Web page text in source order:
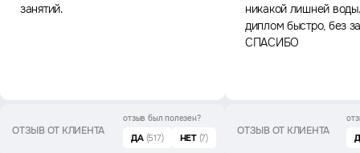
занятий.
ОТЗЫВ ОТ КЛИЕНТА
отзыв был полезен?
ДА (517) НЕТ (7)
никакой лишней
диплом быстро, без
СПАСИБО
ОТЗЫВ ОТ КЛИЕНТА